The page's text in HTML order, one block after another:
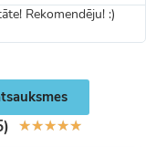
Rekomendēju! :)
★★★★★